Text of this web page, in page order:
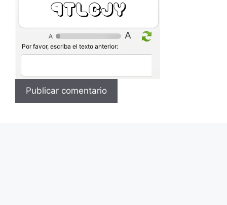
EWnpdi
Por favor, escriba el texto anterior: